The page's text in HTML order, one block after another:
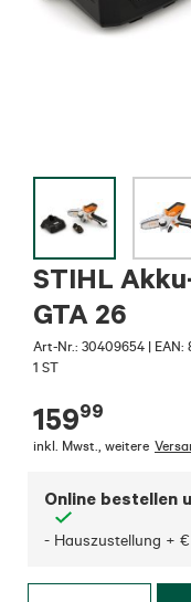
STIHL
GTA 26
Art-Nr.: 30409654 | EAN:
1 ST
15999
inkl. Mwst. weitere
Online bestellen
- Hauszustellung +